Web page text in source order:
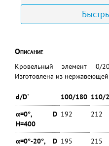
Описание
Кровельный элемент
Изготовлена из
d/D` 100/180 110/
α=0°,
H=400
D 192 212
α=0°-20°,
D 195 215